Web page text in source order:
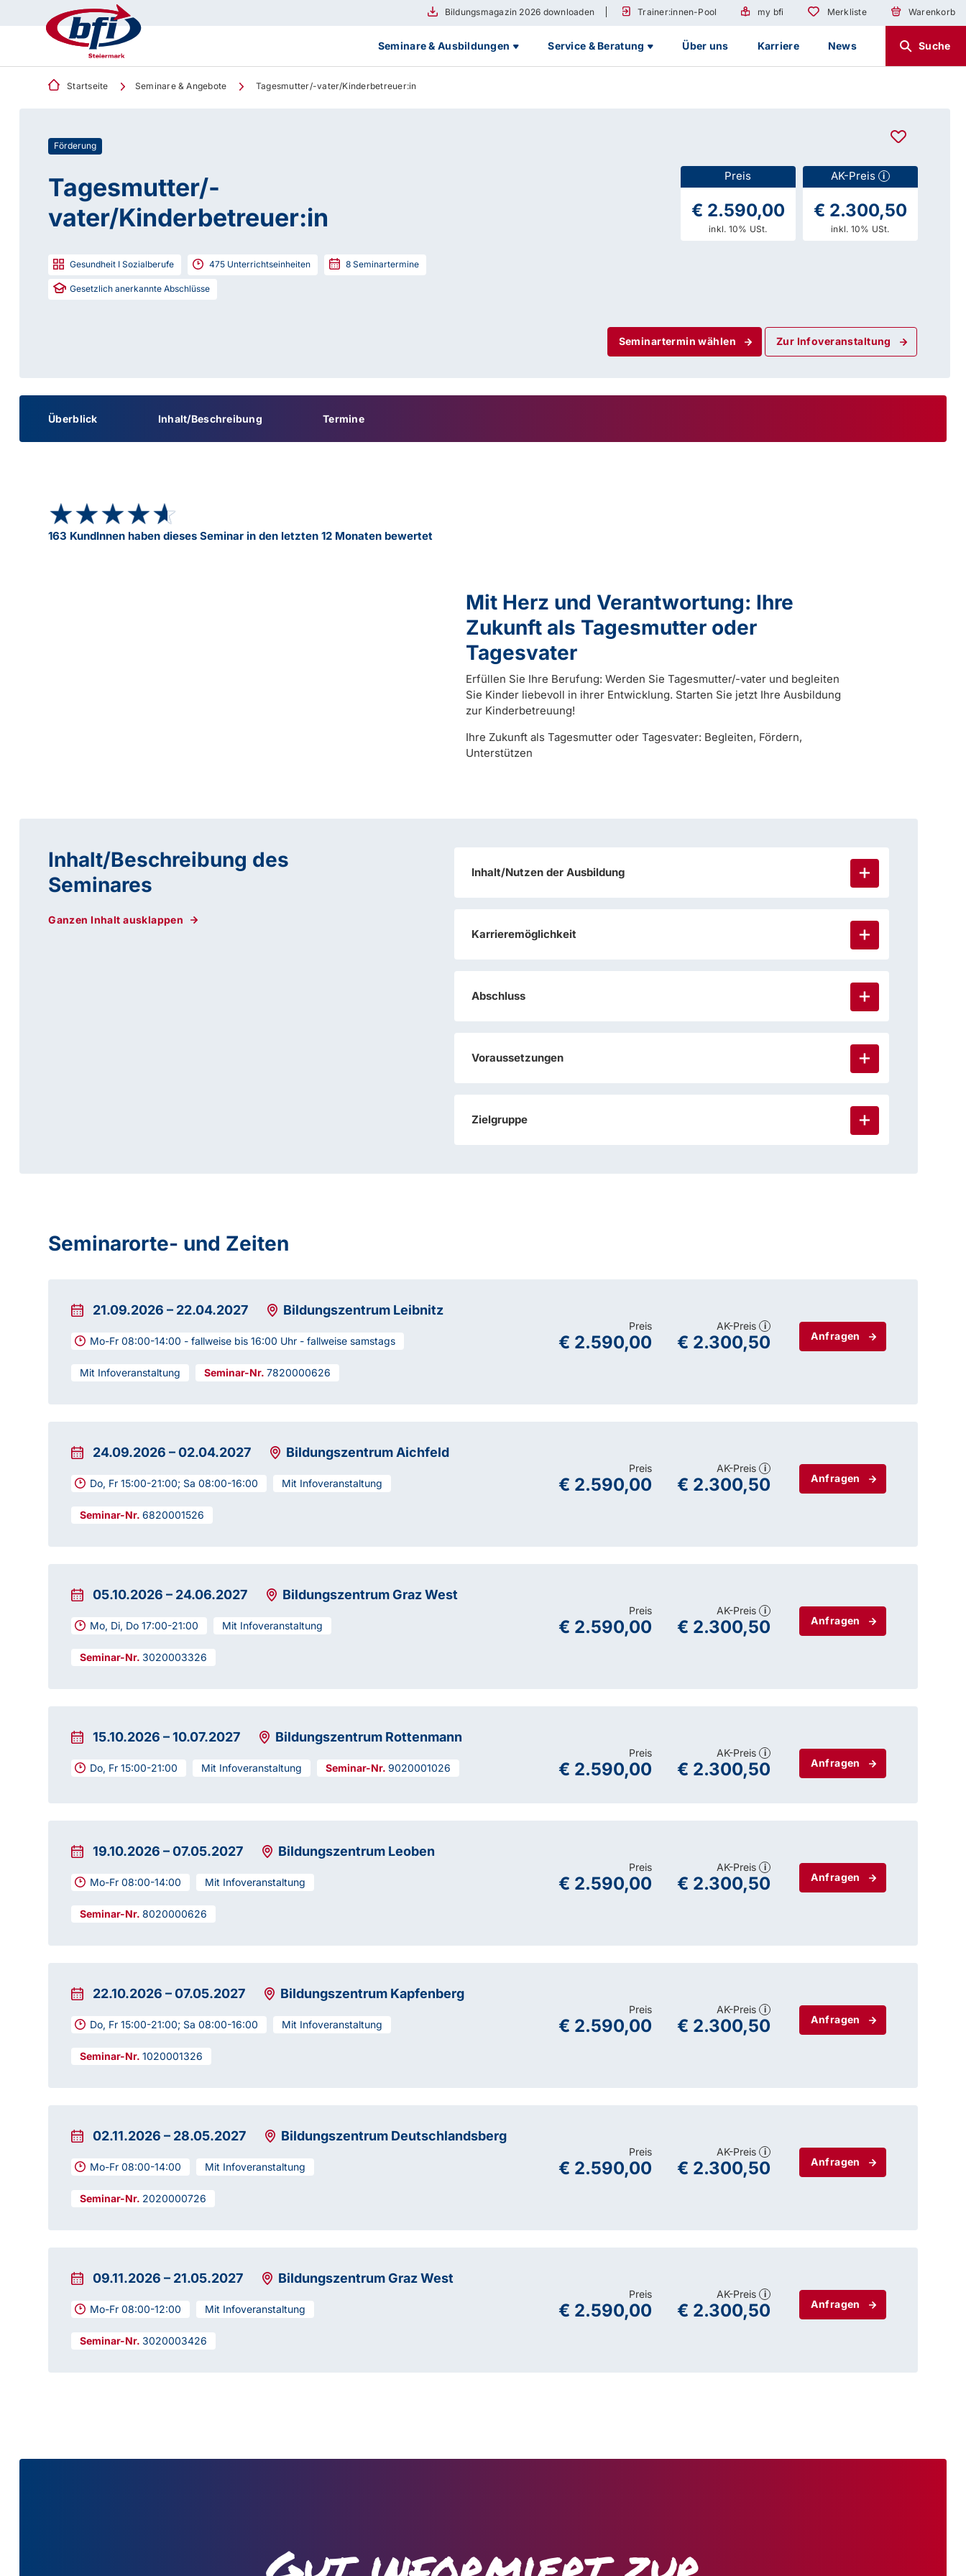
Bildungsmagazin 2026 downloaden Trainer:innen-Pool my bfi Merkliste Warenkorb
Seminare & Ausbildungen Service & Beratung Über uns Karriere News Suche
Startseite Seminare & Angebote Tagesmutter/-vater/Kinderbetreuer:in
Förderung
Tagesmutter/-
vater/Kinderbetreuer:in
Gesundheit I Sozialberufe 475 Unterrichtseinheiten 8 Seminartermine
Gesetzlich anerkannte Abschlüsse
AK-Preis i
€ 2.300,50
inkl. 10% USt.
Preis
€ 2.590,00
inkl. 10% USt.
Seminartermin wählen Zur Infoveranstaltung
Überblick Inhalt/Beschreibung Termine
★★★★★
★★★★★
163 KundInnen haben dieses Seminar in den letzten 12 Monaten bewertet
Mit Herz und Verantwortung: Ihre
Zukunft als Tagesmutter oder
Tagesvater
Erfüllen Sie Ihre Berufung: Werden Sie Tagesmutter/-vater und begleiten
Sie Kinder liebevoll in ihrer Entwicklung. Starten Sie jetzt Ihre Ausbildung
zur Kinderbetreuung!
Ihre Zukunft als Tagesmutter oder Tagesvater: Begleiten, Fördern,
Unterstützen
Inhalt/Beschreibung des
Seminares
Ganzen Inhalt ausklappen
Inhalt/Nutzen der Ausbildung
Theorie
Karrieremöglichkeit
Abschluss
Voraussetzungen
Zielgruppe
Seminarorte- und Zeiten
21.09.2026 – 22.04.2027 Bildungszentrum Leibnitz
Mo-Fr 08:00-14:00 - fallweise bis 16:00 Uhr - fallweise samstags
Mit Infoveranstaltung 7820000626
Anfragen
AK-Preis i
€ 2.300,50
Preis
€ 2.590,00
24.09.2026 –02.04.2027 Bildungszentrum Aichfeld
Do, Fr 15:00-21:00; Sa 08:00-16:00 Mit Infoveranstaltung
6820001526
Anfragen
AK-Preis i
€ 2.300,50
Preis
€ 2.590,00
05.10.2026 – 24.06.2027 Bildungszentrum Graz West
Mo, Di, Do 17:00-21:00 Mit Infoveranstaltung
3020003326
Anfragen
AK-Preis i
€ 2.300,50
Preis
€ 2.590,00
15.10.2026 –10.07.2027 Bildungszentrum Rottenmann
Do, Fr 15:00-21:00 Mit Infoveranstaltung 9020001026 Anfragen
AK-Preis i
€ 2.300,50
Preis
€ 2.590,00
19.10.2026 –07.05.2027 Bildungszentrum Leoben
Mo-Fr 08:00-14:00 Mit Infoveranstaltung
8020000626
Anfragen
AK-Preis i
€ 2.300,50
Preis
€ 2.590,00
22.10.2026 –07.05.2027 Bildungszentrum Kapfenberg
Do, Fr 15:00-21:00; Sa 08:00-16:00 Mit Infoveranstaltung
1020001326
Anfragen
AK-Preis i
€ 2.300,50
Preis
€ 2.590,00
02.11.2026 – 28.05.2027 Bildungszentrum Deutschlandsberg
Mo-Fr 08:00-14:00 Mit Infoveranstaltung
2020000726
Anfragen
AK-Preis i
€ 2.300,50
Preis
€ 2.590,00
09.11.2026 – 21.05.2027 Bildungszentrum Graz West
Mo-Fr 08:00-12:00 Mit Infoveranstaltung
3020003426
Anfragen
AK-Preis i
€ 2.300,50
Preis
€ 2.590,00